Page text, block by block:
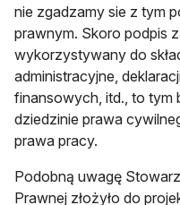
nie zgadzamy sie z tym
prawnym. Skoro podpis
wykorzystywany do
administracyjne,
finansowych, itd., to tym
dziedzinie prawa
prawa pracy.
Podobną uwagę
Prawnej złożyło do